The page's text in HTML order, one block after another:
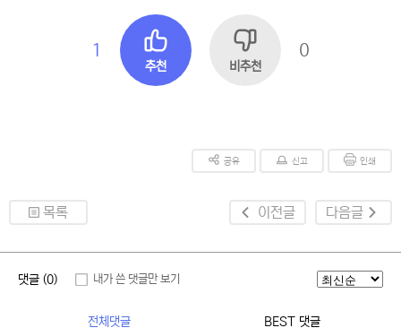
1
추천 비추천
0
공유 신고 인쇄
목록 이전글 다음글
댓글 (0) 내가 쓴 댓글만 보기
전체댓글 BEST 댓글